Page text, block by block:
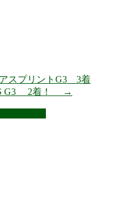
スプリントG3 3着
S G3 2着！
→